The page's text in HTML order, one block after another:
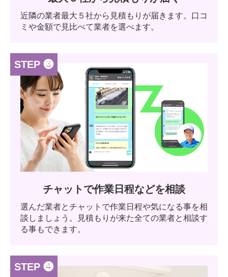
近隣の業者最大５社から見積もりが届きます。口コ
ミや金額で見比べて業者を選べます。
STEP ❸
チャットで作業日程などを相談
選んだ業者とチャットで作業日程や気になる事を相
談しましょう。見積もりが来た全ての業者と相談す
る事もできます。
STEP ❹